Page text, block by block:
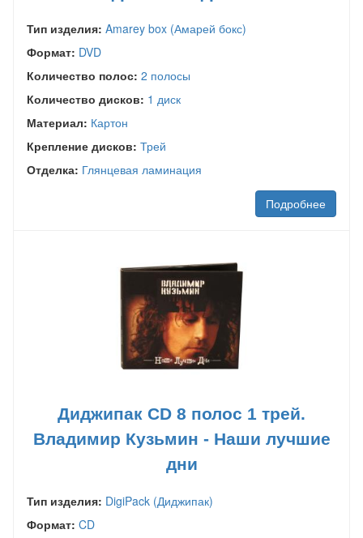
Тип изделия: Amarey box (Амарей бокс)
Формат: DVD
Количество полос: 2 полосы
Количество дисков: 1 диск
Материал: Картон
Крепление дисков: Трей
Отделка: Глянцевая ламинация
Подробнее
Диджипак CD 8 полос 1 трей.
Владимир Кузьмин - Наши лучшие
дни
Тип изделия: DigiPack (Диджипак)
Формат: CD